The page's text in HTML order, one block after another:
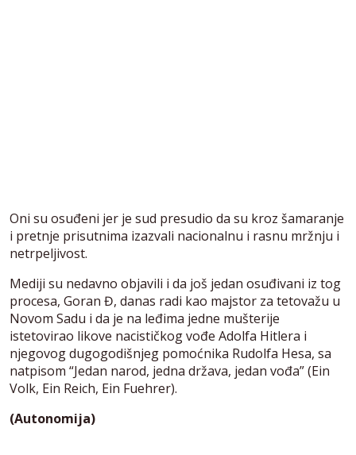
Oni su osuđeni jer je sud presudio da su kroz šamaranje
i pretnje prisutnima izazvali nacionalnu i rasnu mržnju i
netrpeljivost.
Mediji su nedavno objavili i da još jedan osuđivani iz tog
procesa, Goran Đ, danas radi kao majstor za tetovažu u
Novom Sadu i da je na leđima jedne mušterije
istetovirao likove nacističkog vođe Adolfa Hitlera i
njegovog dugogodišnjeg pomoćnika Rudolfa Hesa, sa
natpisom “Jedan narod, jedna država, jedan vođa” (Ein
Volk, Ein Reich, Ein Fuehrer).
(Autonomija)